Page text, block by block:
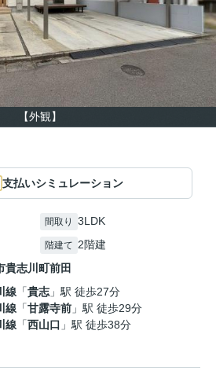
【外観】
支払いシミュレーション
間取り 3LDK
階建て 2階建
貴志川町前田
線 「貴志」駅 徒歩27分
線 「甘露寺前 」駅 徒歩29分
線 「西山口 」駅 徒歩38分